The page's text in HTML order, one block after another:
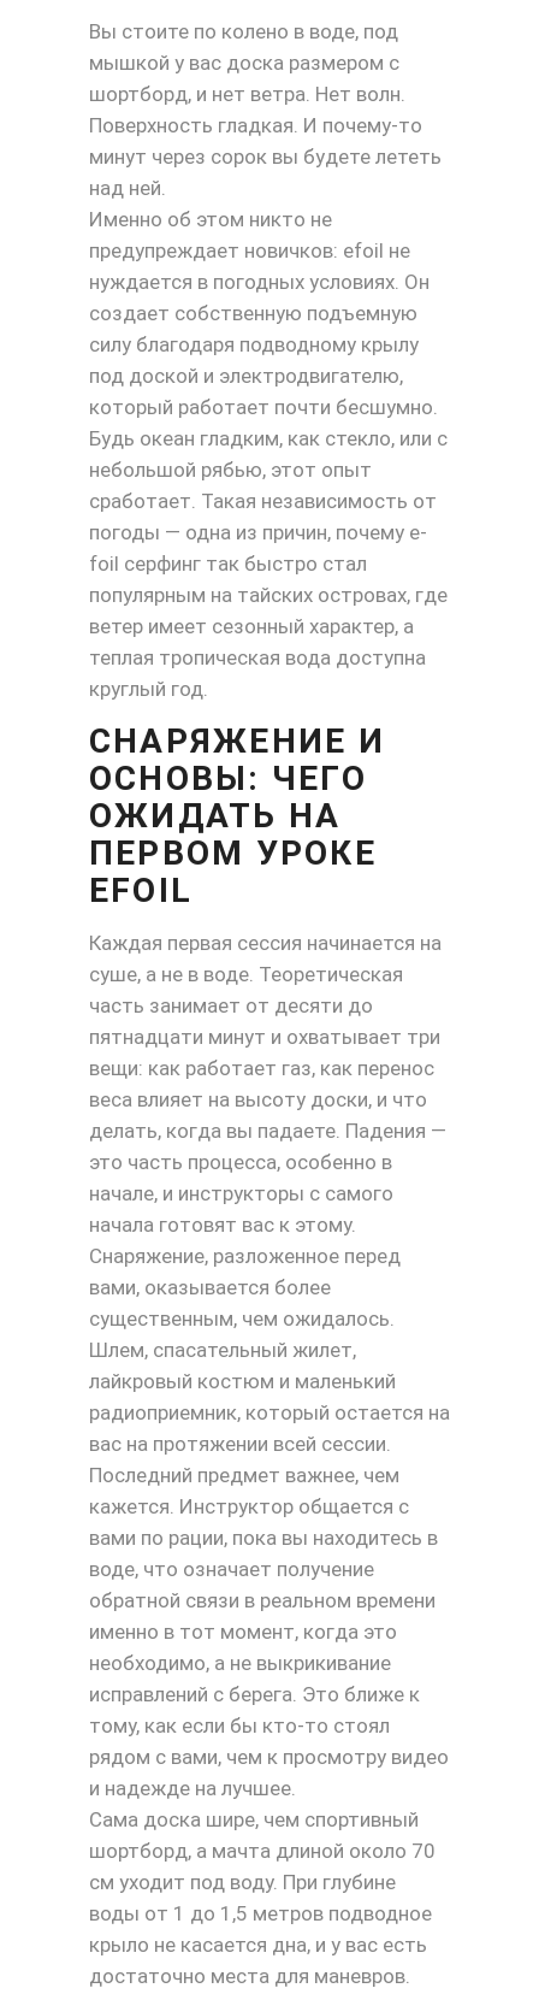
Вы стоите по колено в воде, под
мышкой у вас доска размером с
шортборд, и нет ветра. Нет волн.
Поверхность гладкая. И почему-то
минут через сорок вы будете лететь
над ней.
Именно об этом никто не
предупреждает новичков: efoil не
нуждается в погодных условиях. Он
создает собственную подъемную
силу благодаря подводному крылу
под доской и электродвигателю,
который работает почти бесшумно.
Будь океан гладким, как стекло, или с
небольшой рябью, этот опыт
сработает. Такая независимость от
погоды — одна из причин, почему e-
foil серфинг так быстро стал
популярным на тайских островах, где
ветер имеет сезонный характер, а
теплая тропическая вода доступна
круглый год.
СНАРЯЖЕНИЕ И
ОСНОВЫ: ЧЕГО
ОЖИДАТЬ НА
ПЕРВОМ УРОКЕ
EFOIL
Каждая первая сессия начинается на
суше, а не в воде. Теоретическая
часть занимает от десяти до
пятнадцати минут и охватывает три
вещи: как работает газ, как перенос
веса влияет на высоту доски, и что
делать, когда вы падаете. Падения —
это часть процесса, особенно в
начале, и инструкторы с самого
начала готовят вас к этому.
Снаряжение, разложенное перед
вами, оказывается более
существенным, чем ожидалось.
Шлем, спасательный жилет,
лайкровый костюм и маленький
радиоприемник, который остается на
вас на протяжении всей сессии.
Последний предмет важнее, чем
кажется. Инструктор общается с
вами по рации, пока вы находитесь в
воде, что означает получение
обратной связи в реальном времени
именно в тот момент, когда это
необходимо, а не выкрикивание
исправлений с берега. Это ближе к
тому, как если бы кто-то стоял
рядом с вами, чем к просмотру видео
и надежде на лучшее.
Сама доска шире, чем спортивный
шортборд, а мачта длиной около 70
см уходит под воду. При глубине
воды от 1 до 1,5 метров подводное
крыло не касается дна, и у вас есть
достаточно места для маневров.